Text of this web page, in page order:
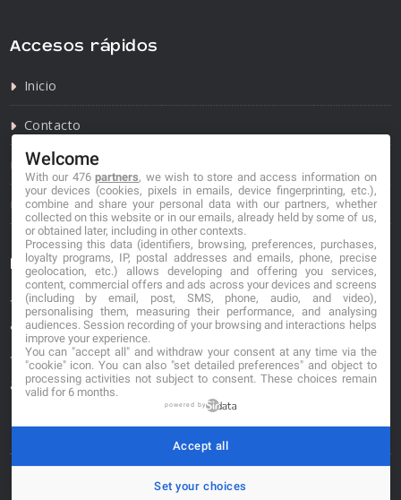
Accesos rápidos
Inicio
Contacto
Política de privacidad
Política de cookies
Información de contacto
*No se garantiza que los datos mostrados estén
actualizados.
** Los precios mostrados son estimaciones y no se
garantiza su veracidad.
© 2026. buscafloristeria.com
Welcome
With our 476partners, we wish to store and access information on
your devices (cookies, pixels in emails, device fingerprinting, etc.),
combine and share your personal data with our partners, whether
collected on this website or in our emails, already held by some of us,
or obtained later, including in other contexts.
Processing this data (identifiers, browsing, preferences, purchases,
loyalty programs, IP, postal addresses and emails, phone, precise
geolocation, etc.) allows developing and offering you services,
content, commercial offers and ads across your devices and screens
(including by email, post, SMS, phone, audio, and video),
personalising them, measuring their performance, and analysing
audiences. Session recording of your browsing and interactions helps
improve your experience.
You can "accept all" and withdraw your consent at any time via the
"cookie" icon. You can also "set detailed preferences" and object to
processing activities not subject to consent. These choices remain
valid for 6 months.
powered by
Set your choices
Accept all